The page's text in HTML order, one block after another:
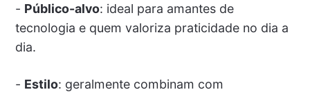
- Público-alvo: ideal para amantes de
tecnologia e quem valoriza praticidade no dia a
dia.
- Estilo: geralmente combinam com